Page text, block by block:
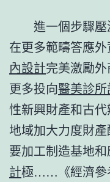
進一個步驟壓
在更多範疇答應
內設計完美激勵
更多投向醫美診
性新興財產和古
地域加大力度財
要加工制造基地
計極……《經濟參